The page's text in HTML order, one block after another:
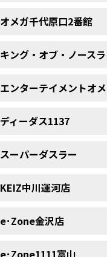
オメガ千代原口2番館
キング・オブ・ノース
エンターテイメントオ
ディーダス1137
スーパーダスラー
KEIZ中川運河店
e･Zone金沢店
e･Zone1111富山